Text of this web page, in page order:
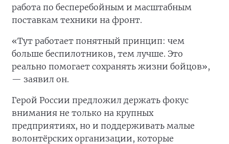
работа по бесперебойным и масштабным
поставкам техники на фронт.
«Тут работает понятный принцип: чем
больше беспилотников, тем лучше. Это
реально помогает сохранять жизни бойцов»,
— заявил он.
Герой России предложил держать фокус
внимания не только на крупных
предприятиях, но и поддерживать малые
волонтёрских организации, которые